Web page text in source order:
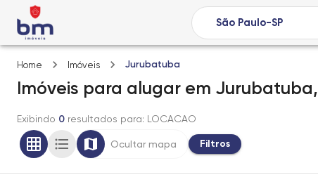
Home Imóveis Jurubatuba
Imóveis para alugar em Jurubatuba,
Exibindo 0 resultados para: LOCACAO
Ocultar mapa Filtros